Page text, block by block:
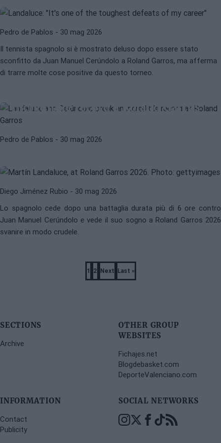
Pedro de Pablos - 30 mag 2026
Il tennista spagnolo si è mostrato deluso dopo essere stato
sconfitto da Juan Manuel Cerúndolo a Roland Garros, ma afferma
di trarre molte cose positive da questo torneo.
ATPMARTÍN LANDALUCE
incredibile record a Roland Garros
Pedro de Pablos - 30 mag 2026
gloria dopo una maratona con
Diego Jiménez Rubio - 30 mag 2026
Lo spagnolo cede dopo una battaglia durata più di 6 ore contro
Juan Manuel Cerúndolo e vede il suo sogno a Roland Garros 2026
svanire in modo crudele.
Page
1
Page
2
Next
Next
Last
Last »
SECTIONS
Archive
OTHER GROUP
WEBSITES
Fichajes.net
Blogdebasket.com
DeporteValenciano.com
INFORMATION
Contact
Publicity
SOCIAL NETWORKS